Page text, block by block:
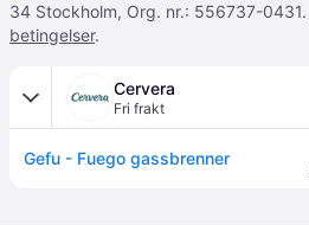
34 Stockholm, Org. nr.: 556737-0431.
betingelser.
Cervera
Fri frakt
Gefu - Fuego gassbrenner